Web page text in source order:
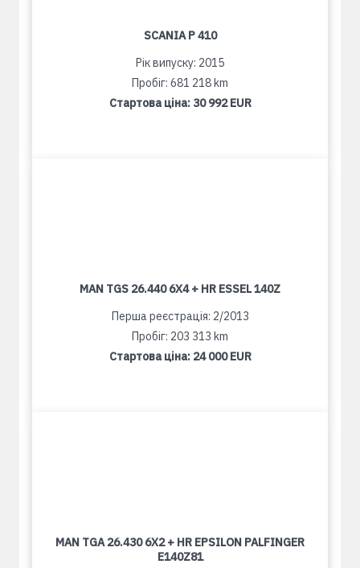
SCANIA P 410
Рік випуску: 2015
Пробіг: 681 218 km
Стартова ціна: 30 992 EUR
MAN TGS 26.440 6X4 + HR ESSEL 140Z
Перша реєстрація: 2/2013
Пробіг: 203 313 km
Стартова ціна: 24 000 EUR
MAN TGA 26.430 6X2 + HR EPSILON PALFINGER
E140Z81